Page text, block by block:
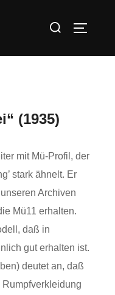
(1935)
mit Mü-Profil, der
stark ähnelt. Er
Archiven
Mü11 erhalten.
daß in
gut erhalten ist.
deutet an, daß